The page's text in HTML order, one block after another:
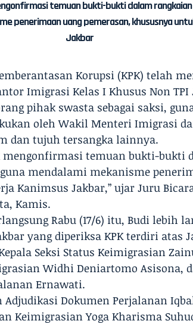
temuan bukti-bukti dalam
penerimaan uang pemerasan, khususnya
Jakbar
Korupsi (KPK) telah
Imigrasi Kelas I Khusus Non TPI
pihak swasta sebagai saksi,
oleh Wakil Menteri Imigrasi
dan tujuh tersangka lainnya.
mengonfirmasi temuan bukti-bukti
mendalami mekanisme
Kanimsus Jakbar,” ujar Juru
Kamis.
Rabu (17/6) itu, Budi lebih
yang diperiksa KPK terdiri atas
Seksi Status Keimigrasian
Widhi Deniartomo Asisona,
Ernawati.
Adjudikasi Dokumen Perjalanan
Keimigrasian Yoga Kharisma